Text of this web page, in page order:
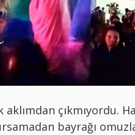
çıkmıyordu.
bayrağı